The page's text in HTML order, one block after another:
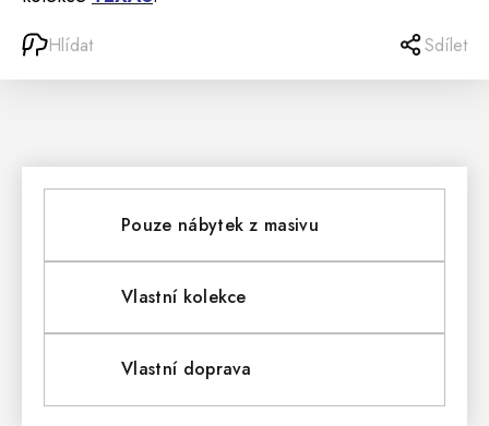
Hlídat Sdílet
Pouze nábytek z masivu
Vlastní kolekce
Vlastní doprava